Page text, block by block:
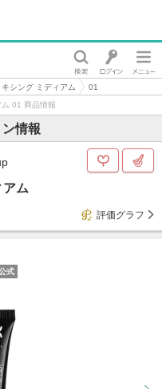
キシング ミディアム
01
01 商品情報
情報
アム
評価グラフ
式